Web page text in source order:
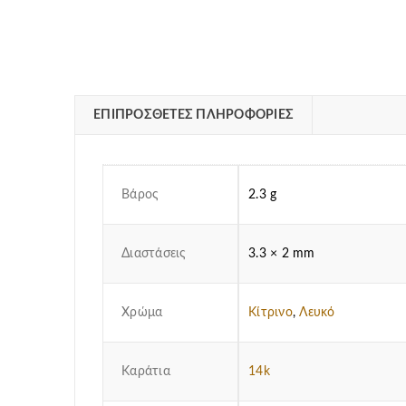
ΕΠΙΠΡΌΣΘΕΤΕΣ ΠΛΗΡΟΦΟΡΊΕΣ
Βάρος 2.3 g
Διαστάσεις 3.3 × 2 mm
Χρώμα Κίτρινο,Λευκό
Καράτια 14k